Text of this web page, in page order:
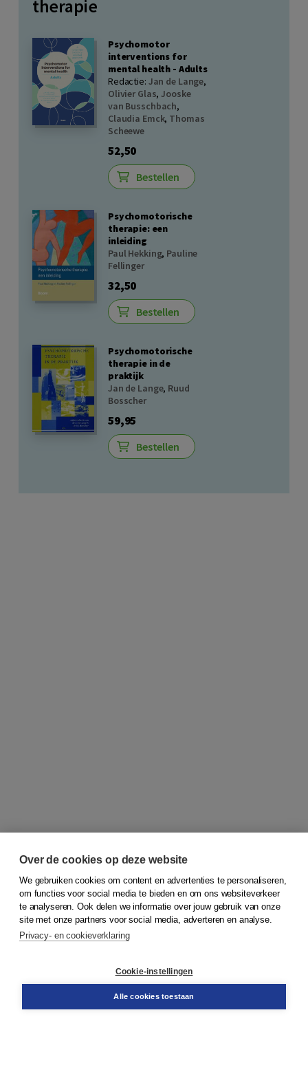
therapie
Psychomotor
interventions for
mental health - Adults
Redactie: Jan de Lange,
Olivier Glas,Jooske
van Busschbach,
Claudia Emck, Thomas
Scheewe
52,50
Bestellen
Psychomotorische
therapie: een
inleiding
Paul Hekking, Pauline
Fellinger
32,50
Bestellen
Psychomotorische
therapie in de
praktijk
Jan de Lange, Ruud
Bosscher
59,95
Bestellen
© 2026Koninklijke Boom uitgevers
Bestellen
Over de cookies op deze website
We gebruiken cookies om content en advertenties te personaliseren,
om functies voor social media te bieden en om ons websiteverkeer
te analyseren. Ook delen we informatie over jouw gebruik van onze
site met onze partners voor social media, adverteren en analyse.
Privacy- en cookieverklaring
Cookie-instellingen
Alle cookies toestaan